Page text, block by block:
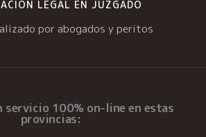
LEGAL EN JUZGADO
por abogados y peritos
servicio 100% on-line en estas
provincias: